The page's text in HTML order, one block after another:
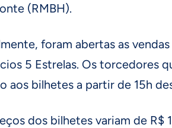
(RMBH).
foram abertas as
5 Estrelas. Os torcedores
aos bilhetes a partir de 15h
dos bilhetes variam de R$